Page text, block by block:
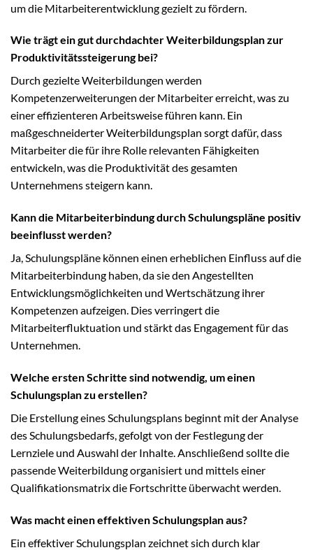
um die Mitarbeiterentwicklung gezielt zu fördern.
Wie trägt ein gut durchdachter Weiterbildungsplan zur
Produktivitätssteigerung bei?
Durch gezielte Weiterbildungen werden
Kompetenzerweiterungen der Mitarbeiter erreicht, was zu
einer effizienteren Arbeitsweise führen kann. Ein
maßgeschneiderter Weiterbildungsplan sorgt dafür, dass
Mitarbeiter die für ihre Rolle relevanten Fähigkeiten
entwickeln, was die Produktivität des gesamten
Unternehmens steigern kann.
Kann die Mitarbeiterbindung durch Schulungspläne positiv
beeinflusst werden?
Ja, Schulungspläne können einen erheblichen Einfluss auf die
Mitarbeiterbindung haben, da sie den Angestellten
Entwicklungsmöglichkeiten und Wertschätzung ihrer
Kompetenzen aufzeigen. Dies verringert die
Mitarbeiterfluktuation und stärkt das Engagement für das
Unternehmen.
Welche ersten Schritte sind notwendig, um einen
Schulungsplan zu erstellen?
Die Erstellung eines Schulungsplans beginnt mit der Analyse
des Schulungsbedarfs, gefolgt von der Festlegung der
Lernziele und Auswahl der Inhalte. Anschließend sollte die
passende Weiterbildung organisiert und mittels einer
Qualifikationsmatrix die Fortschritte überwacht werden.
Was macht einen effektiven Schulungsplan aus?
Ein effektiver Schulungsplan zeichnet sich durch klar